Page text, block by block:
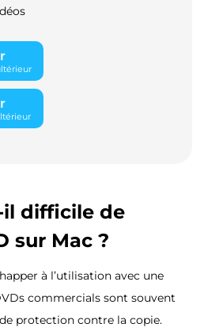
il difficile de
sur Mac ?
à l’utilisation avec une
commercials sont souvent
protection contre la copie.